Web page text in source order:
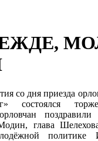
со дня приезда
орловчан
глава
политике